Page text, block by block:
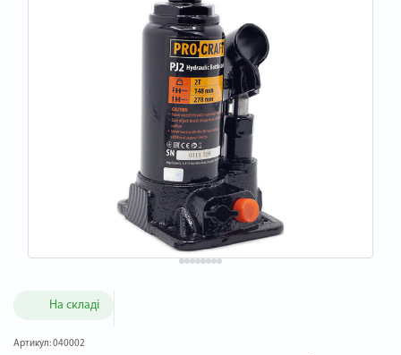
На складі
Артикул:040002